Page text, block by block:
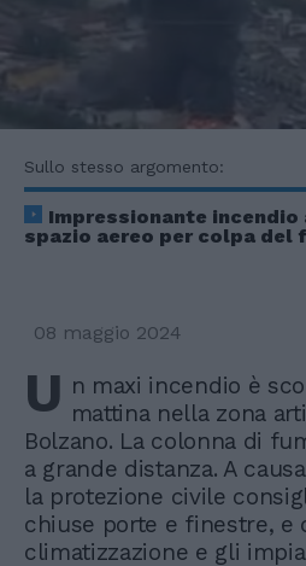
Sullo stesso argomento:
Impressionante incendio
spazio aereo per colpa del
08 maggio 2024
U n maxi incendio è
mattina nella zona
Bolzano. La colonna di
a grande distanza. A
la protezione civile
chiuse porte e finestre, e
climatizzazione e gli